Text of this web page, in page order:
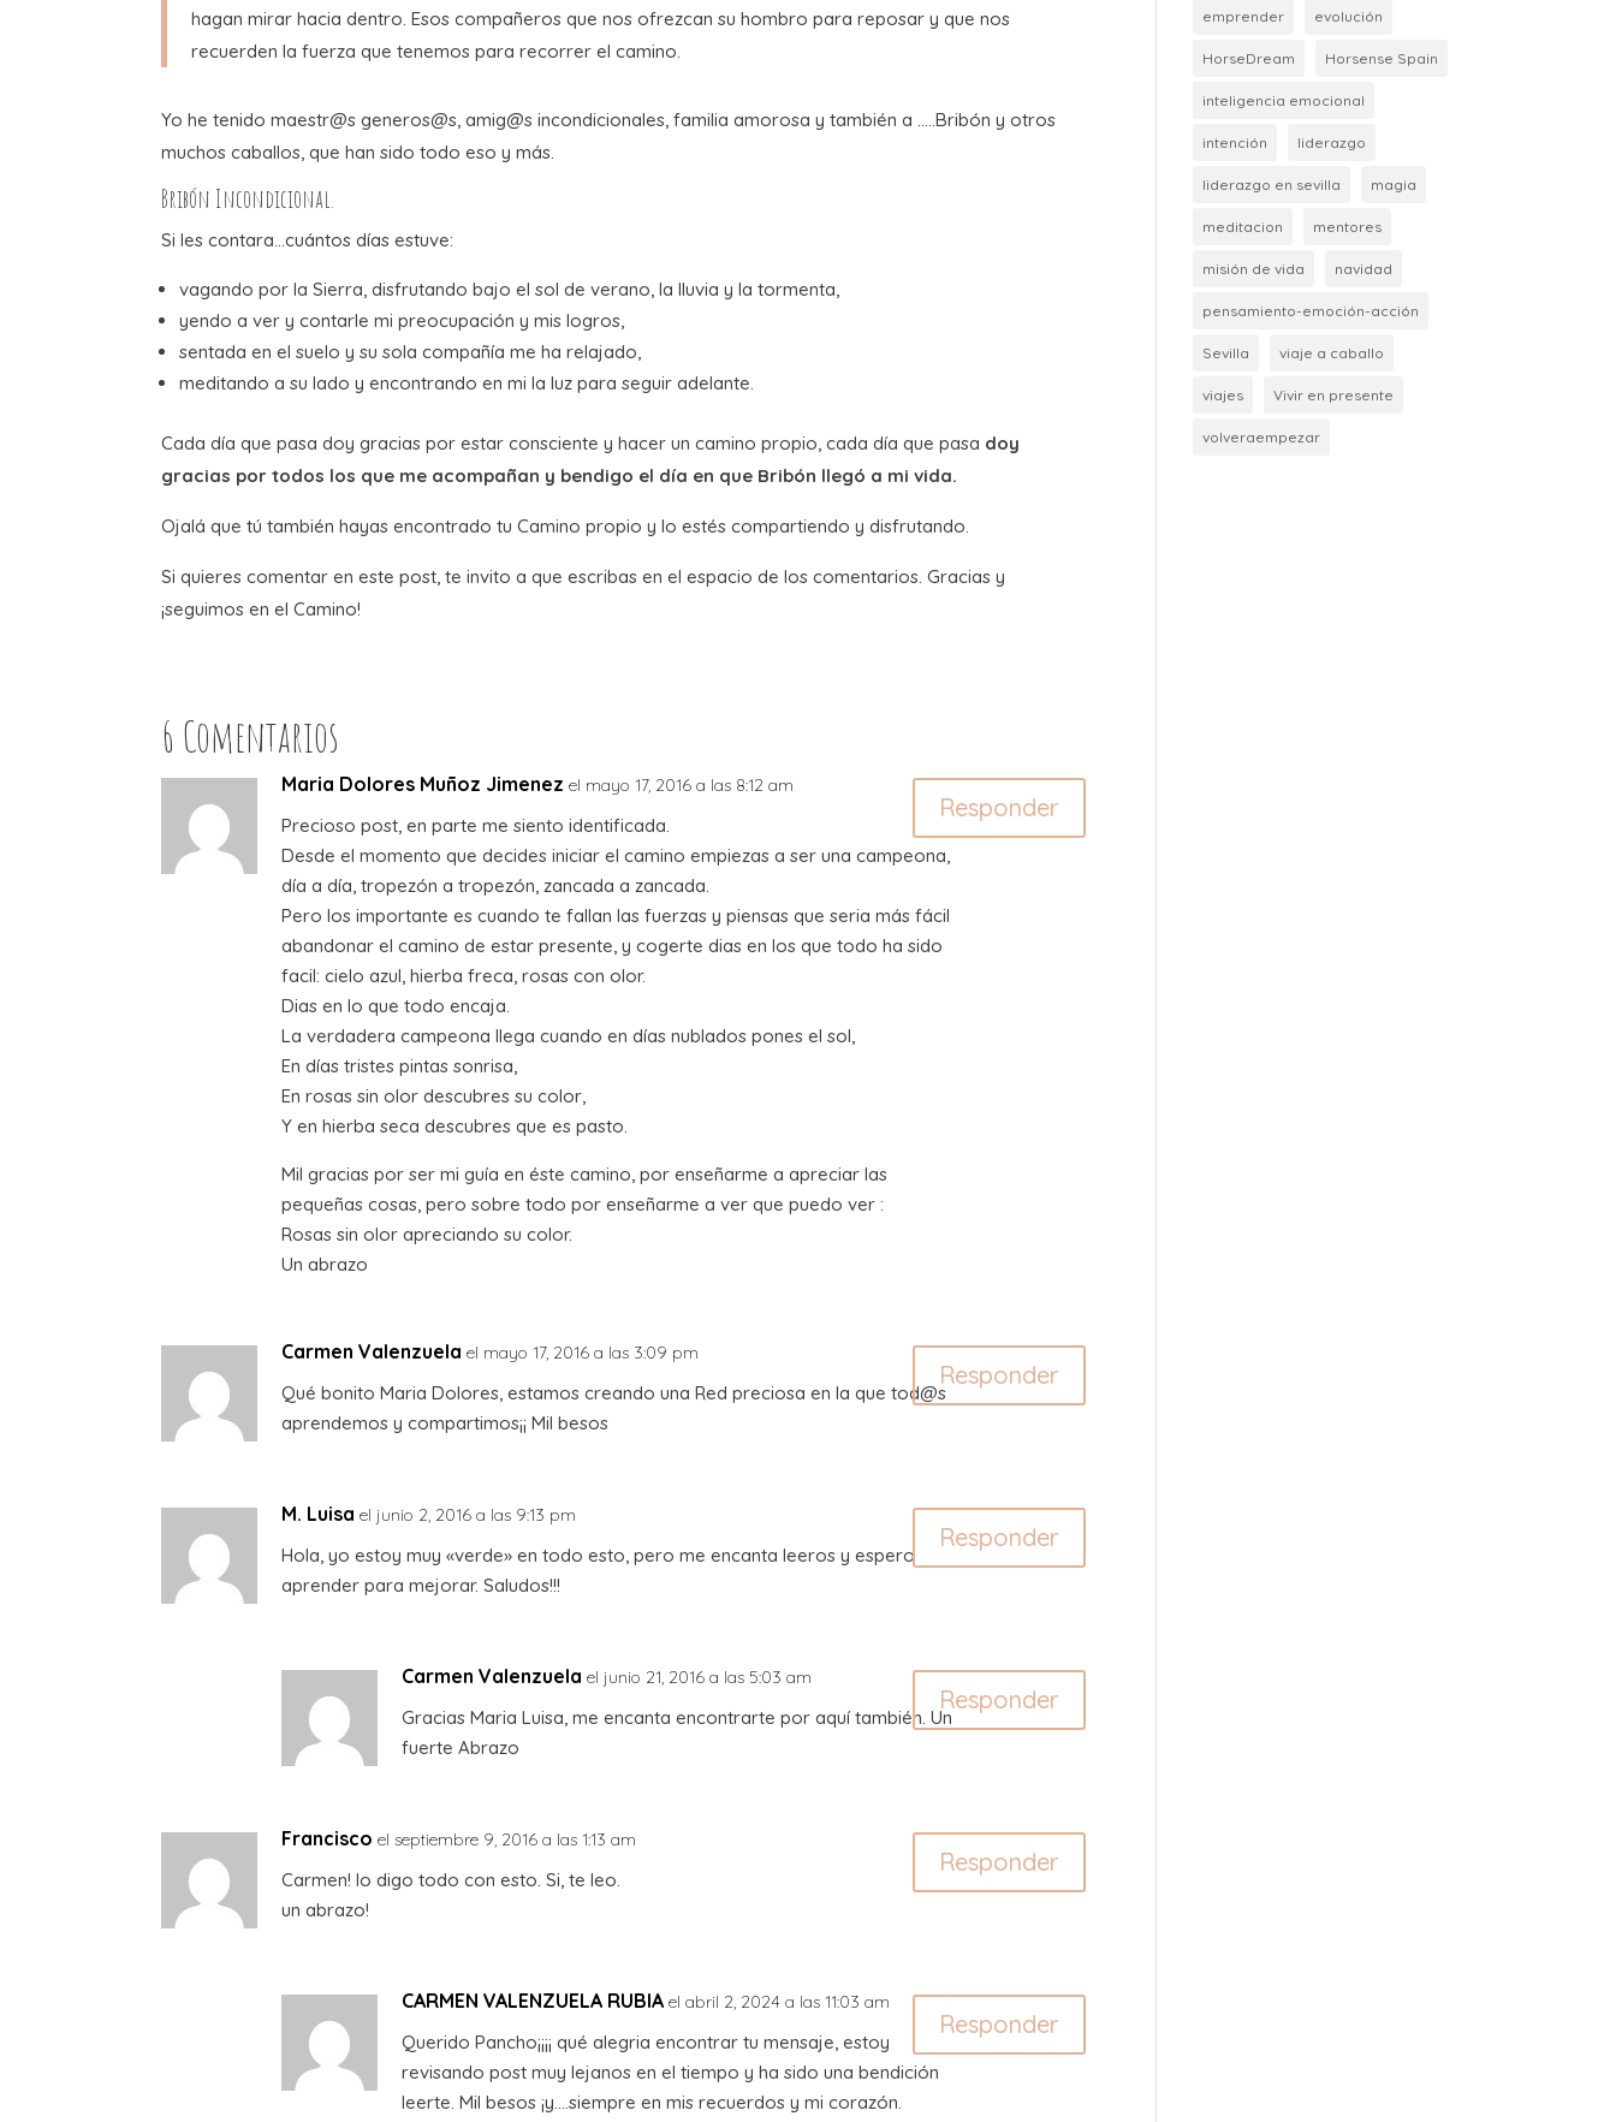
hagan mirar hacia dentro. Esos compañeros que nos ofrezcan su hombro para reposar y que nos
recuerden la fuerza que tenemos para recorrer el camino.
Yo he tenido maestr@s generos@s, amig@s incondicionales, familia amorosa y también a …..Bribón y otros
muchos caballos, que han sido todo eso y más.
Bribón Incondicional.
Si les contara…cuántos días estuve:
vagando por la Sierra, disfrutando bajo el sol de verano, la lluvia y la tormenta,
yendo a ver y contarle mi preocupación y mis logros,
sentada en el suelo y su sola compañía me ha relajado,
meditando a su lado y encontrando en mi la luz para seguir adelante.
Cada día que pasa doy gracias por estar consciente y hacer un camino propio, cada día que pasa doy
gracias por todos los que me acompañan y bendigo el día en que Bribón llegó a mi vida.
Ojalá que tú también hayas encontrado tu Camino propio y lo estés compartiendo y disfrutando.
Si quieres comentar en este post, te invito a que escribas en el espacio de los comentarios. Gracias y
¡seguimos en el Camino!
6 Comentarios
Maria Dolores Muñoz Jimenez el mayo 17, 2016 a las 8:12 am
Precioso post, en parte me siento identificada.
Desde el momento que decides iniciar el camino empiezas a ser una campeona,
día a día, tropezón a tropezón, zancada a zancada.
Pero los importante es cuando te fallan las fuerzas y piensas que seria más fácil
abandonar el camino de estar presente, y cogerte dias en los que todo ha sido
facil: cielo azul, hierba freca, rosas con olor.
Dias en lo que todo encaja.
La verdadera campeona llega cuando en días nublados pones el sol,
En días tristes pintas sonrisa,
En rosas sin olor descubres su color,
Y en hierba seca descubres que es pasto.
Mil gracias por ser mi guía en éste camino, por enseñarme a apreciar las
pequeñas cosas, pero sobre todo por enseñarme a ver que puedo ver :
Rosas sin olor apreciando su color.
Un abrazo
Responder
Carmen Valenzuela el mayo 17, 2016 a las 3:09 pm
Qué bonito Maria Dolores, estamos creando una Red preciosa en la que tod@s
aprendemos y compartimos¡¡ Mil besos
Responder
M. Luisa el junio 2, 2016 a las 9:13 pm
Hola, yo estoy muy «verde» en todo esto, pero me encanta leeros y espero
aprender para mejorar. Saludos!!!
Responder
Carmen Valenzuela el junio 21, 2016 a las 5:03 am
Gracias Maria Luisa, me encanta encontrarte por aquí también. Un
fuerte Abrazo
Responder
Francisco el septiembre 9, 2016 a las 1:13 am
Carmen! lo digo todo con esto. Si, te leo.
un abrazo!
Responder
CARMEN VALENZUELA RUBIA el abril 2, 2024 a las 11:03 am
Querido Pancho¡¡¡¡ qué alegria encontrar tu mensaje, estoy
revisando post muy lejanos en el tiempo y ha sido una bendición
leerte. Mil besos ¡y….siempre en mis recuerdos y mi corazón.
Responder
emprender evolución
HorseDream Horsense Spain
inteligencia emocional
intención liderazgo
liderazgo en sevilla magia
meditacion mentores
misión de vida navidad
pensamiento-emoción-acción
Sevilla viaje a caballo
viajes Vivir en presente
volveraempezar